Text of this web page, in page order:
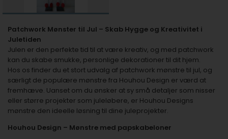
Patchwork Mønster til Jul – Skab Hygge og Kreativitet i
Juletiden
Julen er den perfekte tid til at være kreativ, og med patchwork
kan du skabe smukke, personlige dekorationer til dit hjem.
Hos os finder du et stort udvalg af patchwork mønstre til jul, og
særligt de populære mønstre fra Houhou Design er værd at
fremhæve. Uanset om du ønsker at sy små detaljer som nisser
eller større projekter som juleløbere, er Houhou Designs
mønstre den ideelle løsning til dine juleprojekter.
Houhou Design – Mønstre med papskabeloner